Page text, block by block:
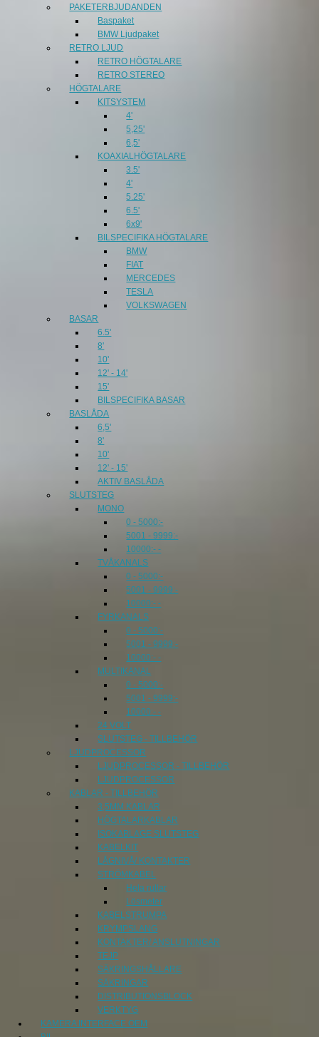
PAKETERBJUDANDEN
Baspaket
BMW Ljudpaket
RETRO LJUD
RETRO HÖGTALARE
RETRO STEREO
HÖGTALARE
KITSYSTEM
4'
5,25'
6,5'
KOAXIALHÖGTALARE
3.5'
4'
5.25'
6.5'
6x9'
BILSPECIFIKA HÖGTALARE
BMW
FIAT
MERCEDES
TESLA
VOLKSWAGEN
BASAR
6.5'
8'
10'
12' - 14'
15'
BILSPECIFIKA BASAR
BASLÅDA
6,5'
8'
10'
12' - 15'
AKTIV BASLÅDA
SLUTSTEG
MONO
0 - 5000:-
5001 - 9999:-
10000:- -
TVÅKANALS
0 - 5000:-
5001 - 9999:-
10000:- -
FYRKANALS
0 - 5000:-
5001 - 9999:-
10000:- -
MULTIKANAL
0 - 5000:-
5001 - 9999:-
10000:- -
24 VOLT
SLUTSTEG - TILLBEHÖR
LJUDPROCESSOR
LJUDPROCESSOR - TILLBEHÖR
LJUDPROCESSOR
KABLAR - TILLBEHÖR
3,5MM KABLAR
HÖGTALARKABLAR
ISOKABLAGE SLUTSTEG
KABELKIT
LÅGNIVÅ/ KONTAKTER
STRÖMKABEL
Hela rullar
Lösmeter
KABELSTRUMPA
KRYMPSLANG
KONTAKTER/ ANSLUTNINGAR
TEJP
SÄKRINGSHÅLLARE
SÄKRINGAR
DISTRIBUTIONSBLOCK
VERKTYG
KAMERA INTERFACE OEM